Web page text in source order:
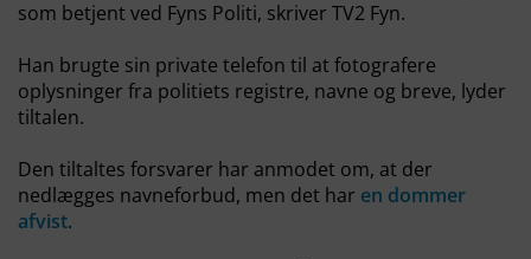
som betjent ved Fyns Politi, skriver TV2 Fyn.
Han brugte sin private telefon til at fotografere
oplysninger fra politiets registre, navne og breve, lyder
tiltalen.
Den tiltaltes forsvarer har anmodet om, at der
nedlægges navneforbud, men det har en dommer
afvist.